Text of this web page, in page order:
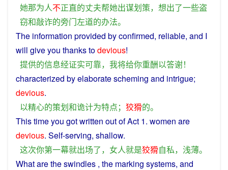
她那为人不正直的丈夫帮她出谋划策， 想出了一些盗
窃和敲诈的旁门左道的办法。
The information provided byconfirmed, reliable, and I
will giveyou thankstodevious!
提供的信息经证实可靠， 我将给你重酬以答谢！
characterized byelaboratescheming and intrigue;
devious.
以精心的策划和诡计为特点； 狡猾的。
This timeyou gotwritten outofAct 1. women are
devious. Self-serving, shallow.
这次你第一幕就出场了， 女人就是狡猾自私， 浅薄。
Whataretheswindles , the marking systems, and